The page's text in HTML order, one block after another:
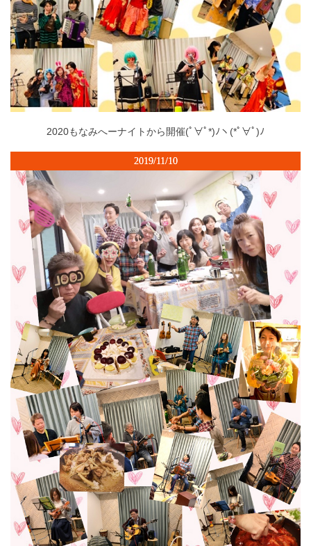
2020もなみへーナイトから開催(ﾟ∀ﾟ*)ﾉヽ(*ﾟ∀ﾟ)ﾉ
2019/11/10